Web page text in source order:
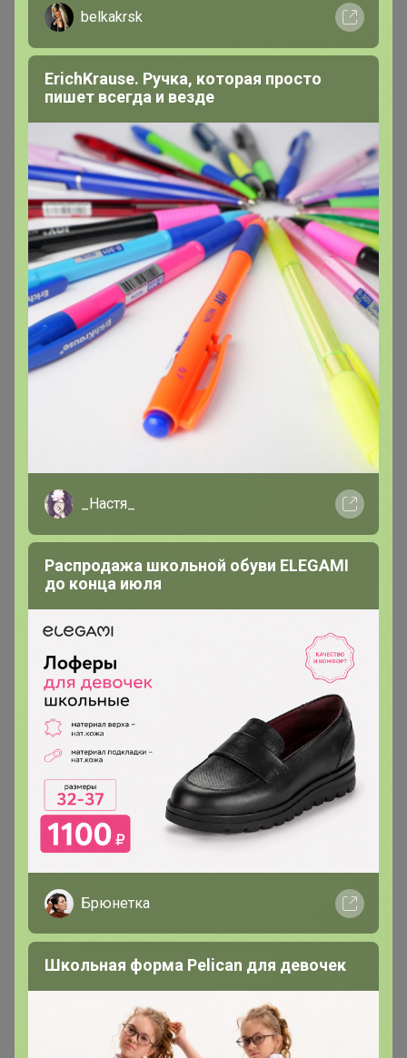
уже зафиксировали. Пожалуйста, расфиксируйте
меньший размер.
Великий магистр
В теме "цр Абакан "
23 мая, 2018 14:31 1
Добрый день!
Посчитайте мне, пжл, сумму за
доставку.
Великий магистр
В теме "цр Абакан "
11 мая, 2018 13:35
Добрый день! Напишите мне оплату за доставку,
оплачу на карту.
оляска
Великий магистр
В теме "цр Абакан "
4 мая, 2018 17:11
Добрый день! Посчитайте мне сумму за доставку,
пжл. Оплачу на карту.
оляска
Великий магистр
В теме "цр Абакан "
belkakrsk
ErichKrause. Ручка, которая просто
пишет всегда и везде
_Настя_
Распродажа школьной обуви ELEGAMI
до конца июля
Брюнетка
Школьная форма Pelican для девочек